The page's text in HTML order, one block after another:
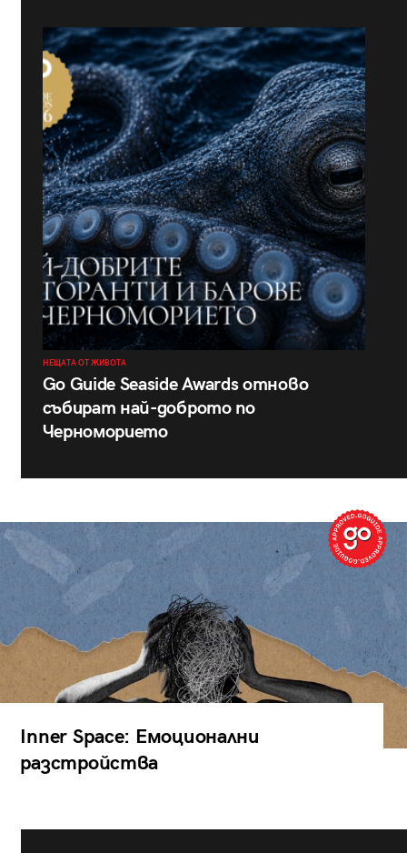
НЕЩАТА ОТ ЖИВОТА
Go Guide Seaside Awards отново
събират най-доброто по
Черноморието
Inner Space: Емоционални
разстройства